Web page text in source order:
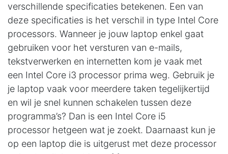
verschillende specificaties betekenen. Een van
deze specificaties is het verschil in type Intel Core
processors. Wanneer je jouw laptop enkel gaat
gebruiken voor het versturen van e-mails,
tekstverwerken en internetten kom je vaak met
een Intel Core i3 processor prima weg. Gebruik je
je laptop vaak voor meerdere taken tegelijkertijd
en wil je snel kunnen schakelen tussen deze
programma’s? Dan is een Intel Core i5
processor hetgeen wat je zoekt. Daarnaast kun je
op een laptop die is uitgerust met deze processor